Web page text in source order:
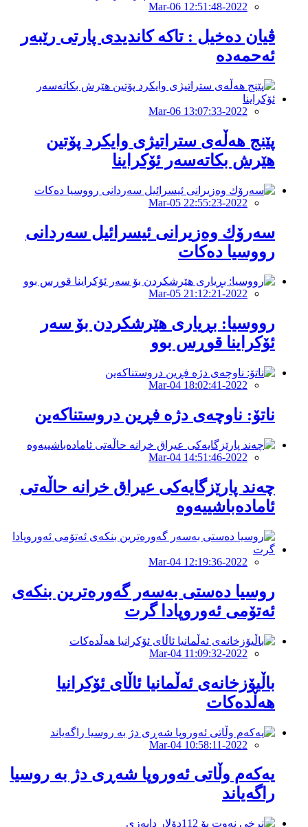
2022-Mar-06 12:51:48
ڤیان ده‌خیل : تاكه‌ كاندیدى پارتى رێبه‌ر
ئه‌حمه‌ده‌
2022-Mar-06 13:07:33
پێنج هەڵەى ستراتيژى وایکرد پۆتين
هێرش بکاتەسەر ئۆکراینا
2022-Mar-05 22:55:23
سەرۆك وەزیرانی ئیسرائیل سەردانی
رووسیا دەكات
2022-Mar-05 21:12:21
رووسیا: بڕیاری هێرشکردن بۆ سەر
ئۆكراینا قوڕس بوو
2022-Mar-04 18:02:41
ناتۆ: ناوچەی دژە فڕین دروستناکەین
2022-Mar-04 14:51:46
چەند پارێزگایەکی عیراق خرانە حاڵەتی
ئامادەباشییەوە
2022-Mar-04 12:19:36
روسیا دەستی بەسەر گەورەترین بنکەی
ئەتۆمی ئەوروپادا گرت
2022-Mar-04 11:09:32
باڵیۆزخانەی ئەڵمانیا ئاڵای ئۆکرانیا
هەڵدەکات
2022-Mar-04 10:58:11
یەکەم وڵاتی ئەوروپا شەڕی دژ بە روسیا
راگەیاند